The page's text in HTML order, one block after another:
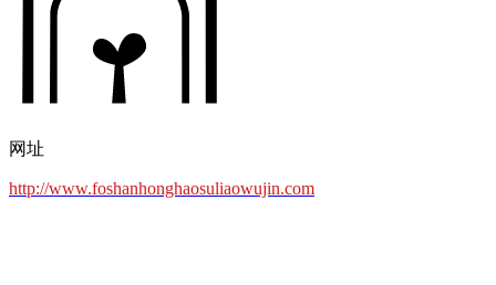
网址
http://www.foshanhonghaosuliaowujin.com